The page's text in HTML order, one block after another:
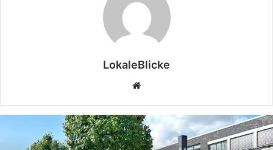
LokaleBlicke
Webseite